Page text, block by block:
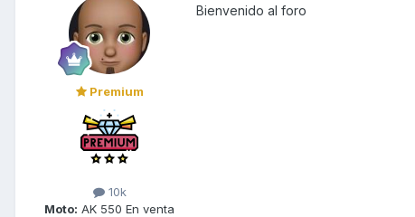
Premium
10k
Moto: AK 550 En venta
Bienvenido al foro